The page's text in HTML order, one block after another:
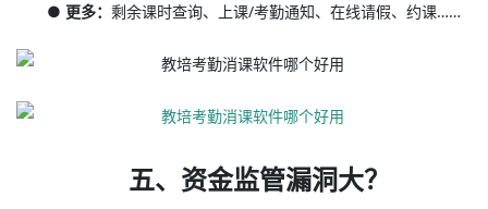
● 更多：剩余课时查询、上课/考勤通知、在线请假、约课……
五、资金监管漏洞大？